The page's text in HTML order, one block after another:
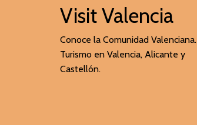
Visit Valencia
Conoce la Comunidad Valenciana.
Turismo en Valencia, Alicante y
Castellón.